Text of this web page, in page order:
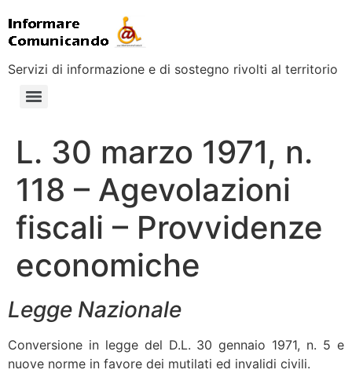
Servizi di informazione e di sostegno rivolti al territorio
L. 30 marzo 1971, n.
118 – Agevolazioni
fiscali – Provvidenze
economiche
Legge Nazionale
Conversione in legge del D.L. 30 gennaio 1971, n. 5 e
nuove norme in favore dei mutilati ed invalidi civili.